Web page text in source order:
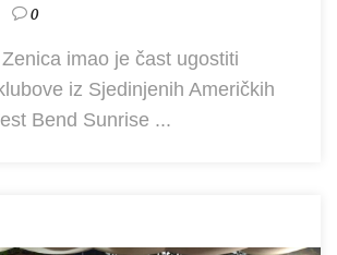
0
imao je čast ugostiti
iz Sjedinjenih Američkih
Bend Sunrise ...